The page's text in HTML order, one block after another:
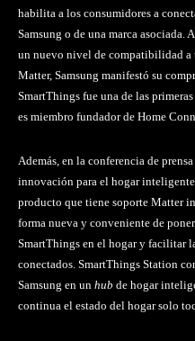
habilita a los consumidores a
Samsung o de una marca asociada.
un nuevo nivel de compatibilidad a
Matter, Samsung manifestó su
SmartThings fue una de las
es miembro fundador de Home
Además, en la conferencia de
innovación para el hogar
producto que tiene soporte Matter
forma nueva y conveniente de
SmartThings en el hogar y facilitar
conectados. SmartThings Station
Samsung en un hub de hogar
continua el estado del hogar solo